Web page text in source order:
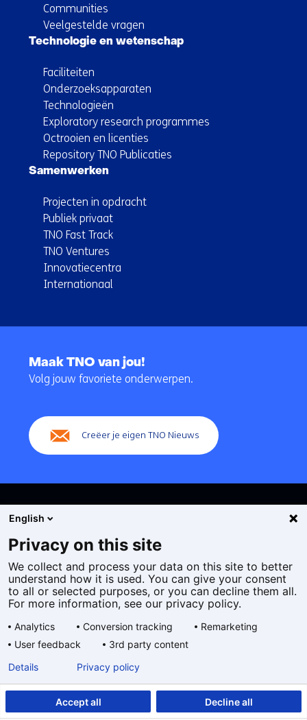
Communities
Veelgestelde vragen
Technologie en wetenschap
Faciliteiten
Onderzoeksapparaten
Technologieën
Exploratory research programmes
Octrooien en licenties
Repository TNO Publicaties
Samenwerken
Projecten in opdracht
Publiek privaat
TNO Fast Track
TNO Ventures
Innovatiecentra
Internationaal
navigatie
Maak TNO van jou!
Volg jouw favoriete onderwerpen.
Creëer je eigen TNO Nieuws
Cookies
Privacy statement
Toegankelijkheid
Algemene voorwaarden
taal:
English
Privacy on this site
We collect and process your data on this site to better
understand how it is used. You can give your consent
to all or selected purposes, or you can decline them all.
For more information, see our privacy policy.
Analytics Conversion tracking
Remarketing
User feedback
3rd party content
Accept all Decline all
Details Privacy policy